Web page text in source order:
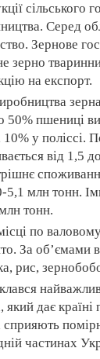
сільського
Серед
Зернове
зерно
на експорт.
пшениці
10% у
від 1,5
5,1 млн тонн.
тонн.
по
За об’ємами
рис,
який дає
частинах